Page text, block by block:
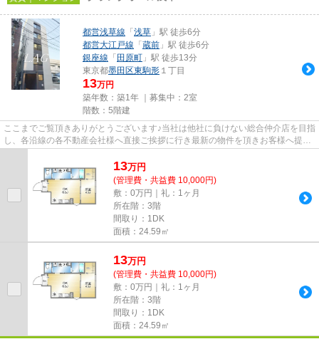
都営浅草線 「 浅草 」駅 徒歩6分
都営大江戸線 「 蔵前 」駅 徒歩6分
銀座線 「 田原町 」駅 徒歩13分
東京都墨田区東駒形 １丁目
13万円
築年数：築1年 ｜募集中： 2室
階数：5階建
ここまでご覧頂きありがとうございます♪当社は他社に負けない総合仲介店を目指
し、各沿線の各不動産会社様へ直接ご挨拶に行き最新の物件を頂きお客様へ提供
13万円
(管理費・共益費 10,000円)
敷：0万円｜礼：1ヶ月
所在階：3階
間取り：1DK
面積：24.59㎡
13万円
(管理費・共益費 10,000円)
敷：0万円｜礼：1ヶ月
所在階：3階
間取り：1DK
面積：24.59㎡